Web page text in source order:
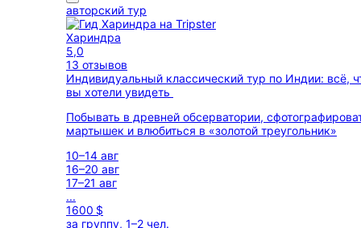
авторский тур
Хариндра
5,0
13 отзывов
Индивидуальный классический тур по Индии: всё,
вы хотели увидеть
Побывать в древней обсерватории,
мартышек и влюбиться в «золотой треугольник»
10–14 авг
16–20 авг
17–21 авг
...
1600 $
за группу, 1–2 чел.